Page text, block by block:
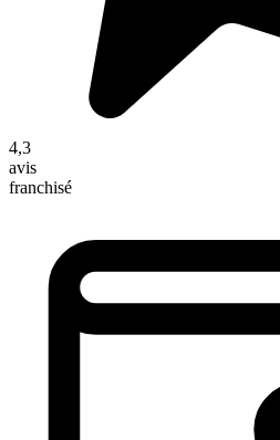
4,3
avis
franchisé